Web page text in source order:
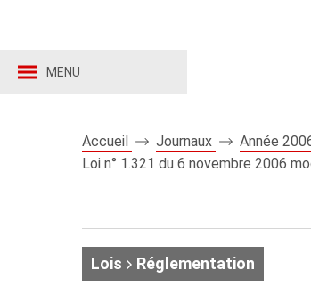
MENU
Accueil Journaux Année
Loi n° 1.321 du 6 novembre 2006
Lois Réglementation